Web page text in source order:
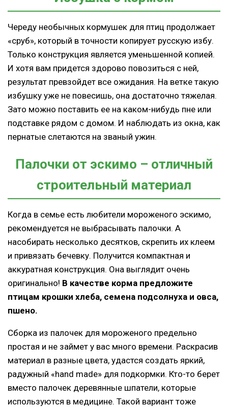
Череду необычных кормушек для птиц продолжает
«сруб», который в точности копирует русскую избу.
Только конструкция является уменьшенной копией.
И хотя вам придется здорово повозиться с ней,
результат превзойдет все ожидания. На ветке такую
избушку уже не повесишь, она достаточно тяжелая.
Зато можно поставить ее на каком-нибудь пне или
подставке рядом с домом. И наблюдать из окна, как
пернатые слетаются на званый ужин.
Палочки от эскимо – отличный
строительный материал
Когда в семье есть любители мороженого эскимо,
рекомендуется не выбрасывать палочки. А
насобирать несколько десятков, скрепить их клеем
и привязать бечевку. Получится компактная и
аккуратная конструкция. Она выглядит очень
оригинально! В качестве корма предложите
птицам крошки хлеба, семена подсолнуха и овса,
пшено.
Сборка из палочек для мороженого предельно
простая и не займет у вас много времени. Раскрасив
материал в разные цвета, удастся создать яркий,
радужный «hand made» для подкормки. Кто-то берет
вместо палочек деревянные шпатели, которые
используются в медицине. Такой вариант тоже